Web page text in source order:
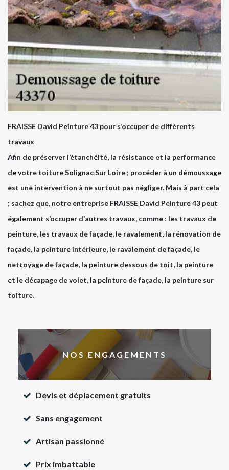
FRAISSE David Peinture 43 pour s’occuper de différents
travaux
Afin de préserver l’étanchéité, la résistance et la performance
de votre toiture Solignac Sur Loire ; procéder à un démoussage
est une intervention à ne surtout pas négliger. Mais à part cela
; sachez que, notre entreprise FRAISSE David Peinture 43 peut
également s’occuper d’autres travaux, comme : les travaux de
peinture, les travaux de façade, le ravalement, la rénovation de
façade, la peinture intérieure, le ravalement de façade, le
nettoyage de façade, la peinture dessous de toit, la peinture
et le décapage de volet, la peinture de façade, la peinture sur
toiture.
NOS ENGAGEMENTS
Devis et déplacement gratuits
Sans engagement
Artisan passionné
Prix imbattable